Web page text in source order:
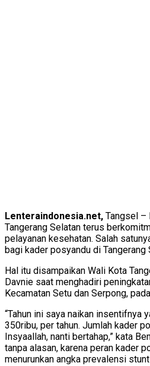
Lenteraindonesia.net, Tangsel –
Tangerang Selatan terus
pelayanan kesehatan. Salah
bagi kader posyandu di Tangerang
Hal itu disampaikan Wali Kota
Davnie saat menghadiri
Kecamatan Setu dan Serpong,
“Tahun ini saya naikan insentifnya
350ribu, per tahun. Jumlah kader
Insyaallah, nanti bertahap,” kata
tanpa alasan, karena peran kader
menurunkan angka prevalensi